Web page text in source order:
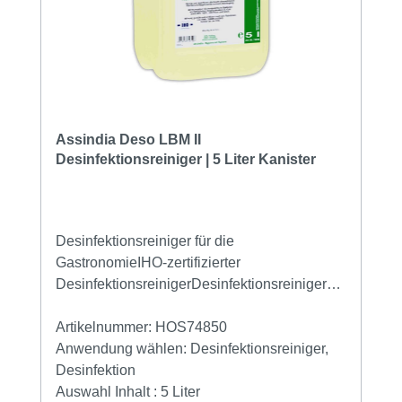
Assindia Deso LBM II
Desinfektionsreiniger | 5 Liter Kanister
Desinfektionsreiniger für die
GastronomieIHO-zertifizierter
DesinfektionsreinigerDesinfektionsreiniger
und Fleischverarbeitung Reinigt und
desinfiziert in einem Arbeitsgang. IHO-
gelistet Biozidprodukte vorsichtig
verwenden. Vor Gebrauch stets Etikett und
Artikelnummer: HOS74850
Anwendung wählen: Desinfektionsreiniger,
Desinfektion
Auswahl Inhalt : 5 Liter